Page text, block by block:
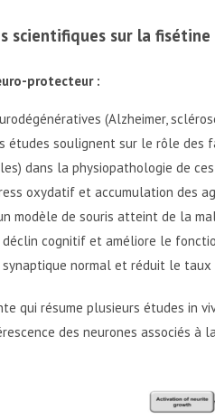
scientifiques sur la fisétine
protecteur :
(Alzheimer,
études soulignent sur le rôle des
dans la physiopathologie de
oxydatif et accumulation des
modèle de souris atteint de la
cognitif et améliore le
normal et réduit le taux
qui résume plusieurs études in
des neurones associés à